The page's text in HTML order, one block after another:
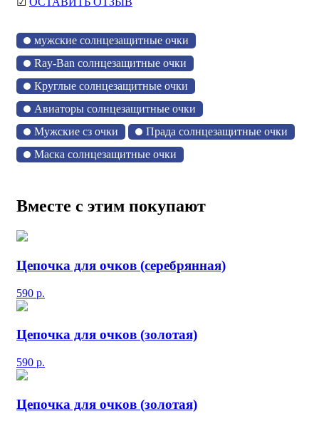
мужские солнцезащитные очки
Ray-Ban солнцезащитные очки
Круглые солнцезащитные очки
Авиаторы солнцезащитные очки
Мужские сз очки
Прада солнцезащитные очки
Маска солнцезащитные очки
Вместе с этим покупают
Цепочка для очков (серебрянная)
590 р.
Цепочка для очков (золотая)
590 р.
Цепочка для очков (золотая)